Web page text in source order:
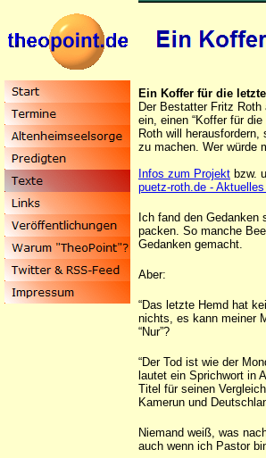
Ein Koffer für die
Der Bestatter Fritz
ein, einen “Koffer für
Roth will herausfordern,
zu machen. Wer würde
Infos zum Projekt bzw.
puetz-roth.de -
Ich fand den
packen. So manche
Gedanken gemacht.
Aber:
“Das letzte Hemd hat
nichts, es kann meiner
“Nur”?
“Der Tod ist wie der
lautet ein Sprichwort in
Titel für seinen
Kamerun und
Niemand weiß, was
auch wenn ich Pastor